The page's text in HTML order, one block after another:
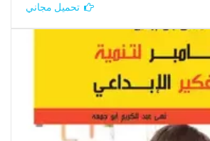
تحميل مجاني